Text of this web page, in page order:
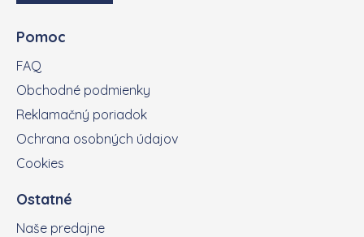
Pomoc
FAQ
Obchodné podmienky
Reklamačný poriadok
Ochrana osobných údajov
Cookies
Ostatné
Naše predajne